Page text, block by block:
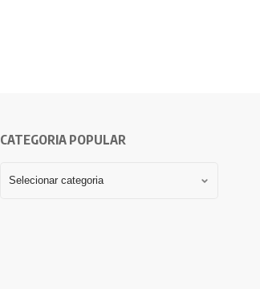
CATEGORIA POPULAR